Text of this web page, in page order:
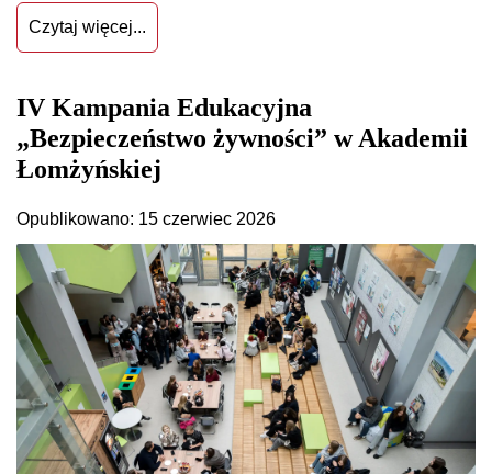
Czytaj więcej...
IV Kampania Edukacyjna
„Bezpieczeństwo żywności” w Akademii
Łomżyńskiej
Opublikowano: 15 czerwiec 2026